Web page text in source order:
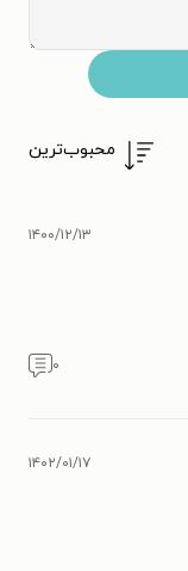
محبوب‌ترین
۱۴۰۰/۱۲/۱۳
۰
۱۴۰۲/۰۱/۱۷